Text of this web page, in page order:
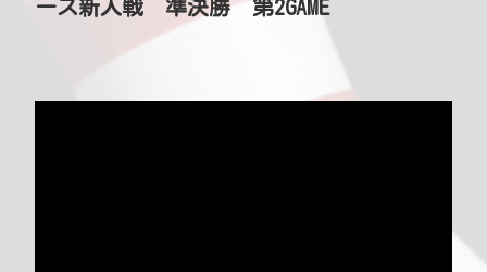
ース新人戦 準決勝 第2GAME